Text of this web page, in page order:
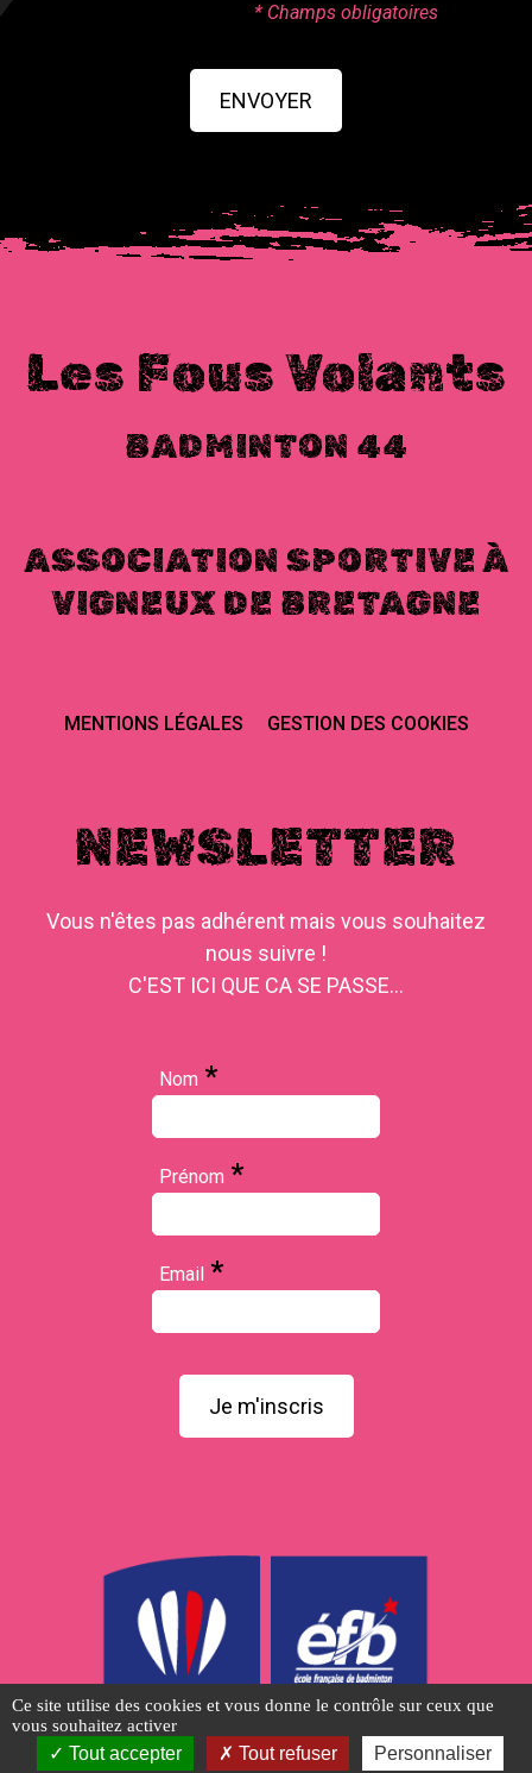
* Champs obligatoires
ENVOYER
Les Fous Volants
BADMINTON 44
ASSOCIATION SPORTIVE À
VIGNEUX DE BRETAGNE
MENTIONS LÉGALES GESTION DES COOKIES
NEWSLETTER
Vous n'êtes pas adhérent mais vous souhaitez
nous suivre !
C'EST ICI QUE CA SE PASSE...
Nom *
Prénom *
Email *
Je m'inscris
Ce site utilise des cookies et vous donne le contrôle sur ceux que
vous souhaitez activer
Tout accepter Tout refuser Personnaliser